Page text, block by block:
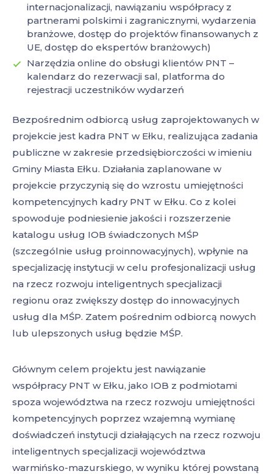
internacjonalizacji, nawiązaniu współpracy z
partnerami polskimi i zagranicznymi, wydarzenia
branżowe, dostęp do projektów finansowanych z
UE, dostęp do ekspertów branżowych)
Narzędzia online do obsługi klientów PNT –
kalendarz do rezerwacji sal, platforma do
rejestracji uczestników wydarzeń
Bezpośrednim odbiorcą usług zaprojektowanych w
projekcie jest kadra PNT w Ełku, realizująca zadania
publiczne w zakresie przedsiębiorczości w imieniu
Gminy Miasta Ełku. Działania zaplanowane w
projekcie przyczynią się do wzrostu umiejętności
kompetencyjnych kadry PNT w Ełku. Co z kolei
spowoduje podniesienie jakości i rozszerzenie
katalogu usług IOB świadczonych MŚP
(szczególnie usług proinnowacyjnych), wpłynie na
specjalizację instytucji w celu profesjonalizacji usług
na rzecz rozwoju inteligentnych specjalizacji
regionu oraz zwiększy dostęp do innowacyjnych
usług dla MŚP. Zatem pośrednim odbiorcą nowych
lub ulepszonych usług będzie MŚP.
Głównym celem projektu jest nawiązanie
współpracy PNT w Ełku, jako IOB z podmiotami
spoza województwa na rzecz rozwoju umiejętności
kompetencyjnych poprzez wzajemną wymianę
doświadczeń instytucji działających na rzecz rozwoju
inteligentnych specjalizacji województwa
warmińsko-mazurskiego, w wyniku której powstaną